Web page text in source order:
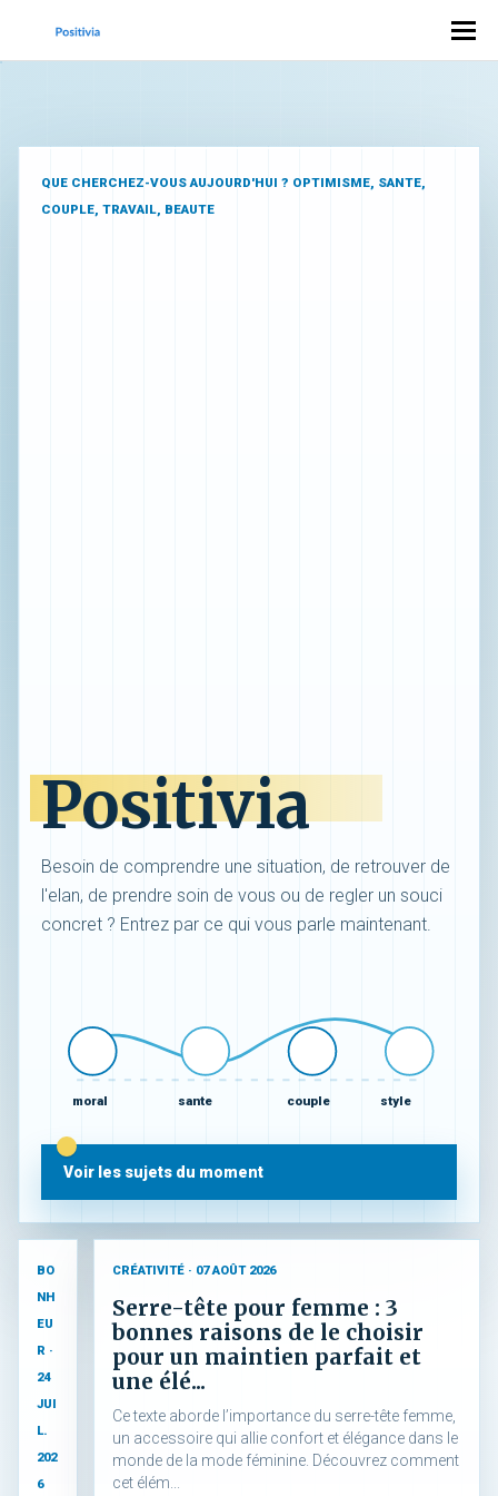
QUE CHERCHEZ-VOUS AUJOURD'HUI ? OPTIMISME, SANTE,
COUPLE, TRAVAIL, BEAUTE
Positivia
Besoin de comprendre une situation, de retrouver de
l'elan, de prendre soin de vous ou de regler un souci
concret ? Entrez par ce qui vous parle maintenant.
moral sante couple style
Voir les sujets du moment
BO
NH
EU
R ·
24
JUI
L.
202
6
CRÉATIVITÉ · 07 AOÛT 2026
Serre-tête pour femme : 3
bonnes raisons de le choisir
pour un maintien parfait et
une élé...
Ce texte aborde l’importance du serre-tête femme,
un accessoire qui allie confort et élégance dans le
monde de la mode féminine. Découvrez comment
cet élém...